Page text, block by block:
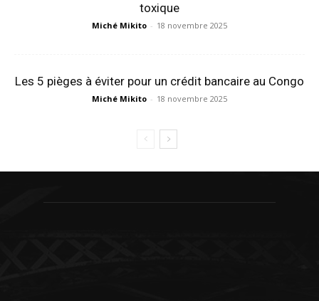
toxique
Miché Mikito - 18 novembre 2025
Les 5 pièges à éviter pour un crédit bancaire au Congo
Miché Mikito - 18 novembre 2025